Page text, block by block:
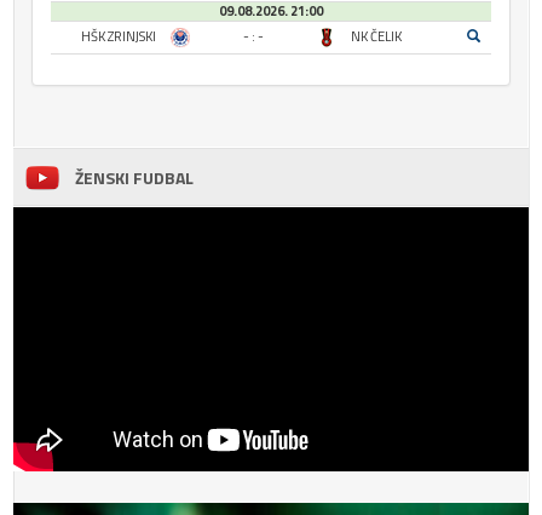
09.08.2026. 21:00
HŠK ZRINJSKI
- : - NK ČELIK
ŽENSKI FUDBAL